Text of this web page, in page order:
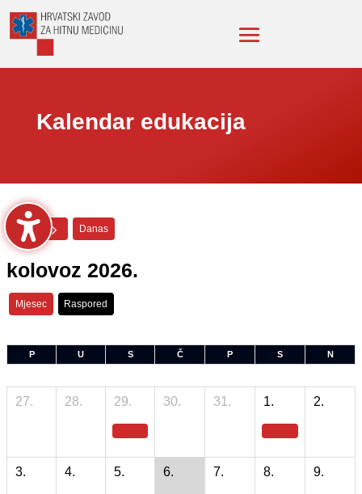
Kalendar edukacija
Danas
kolovoz 2026.
Mjesec Raspored
P U S Č P S N
27. 28. 29. 30. 31. 1. 2.
3. 4. 5. 6. 7. 8. 9.